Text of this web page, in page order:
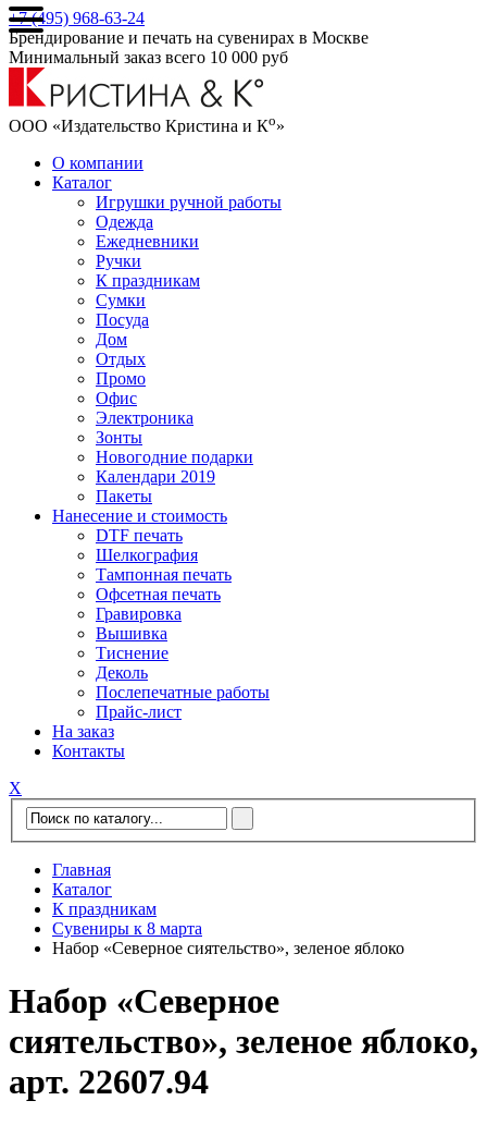
+7 (495) 968-63-24
Брендирование и печать на сувенирах в Москве
Минимальный заказ всего 10 000 руб
ООО «Издательство Кристина и Ко»
О компании
Каталог
Игрушки ручной работы
Одежда
Ежедневники
Ручки
К праздникам
Сумки
Посуда
Дом
Отдых
Промо
Офис
Электроника
Зонты
Новогодние подарки
Календари 2019
Пакеты
Нанесение и стоимость
DTF печать
Шелкография
Тампонная печать
Офсетная печать
Гравировка
Вышивка
Тиснение
Деколь
Послепечатные работы
Прайс-лист
На заказ
Контакты
Х
Главная
Каталог
К праздникам
Сувениры к 8 марта
Набор «Северное сиятельство», зеленое яблоко
Набор «Северное
сиятельство», зеленое яблоко,
арт. 22607.94